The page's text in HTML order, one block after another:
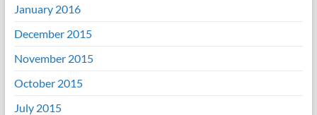
January 2016
December 2015
November 2015
October 2015
July 2015